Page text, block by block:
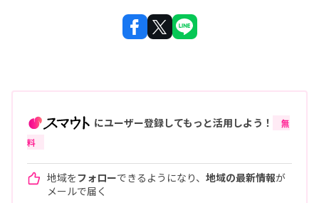
にユーザー登録してもっと活用しよう！
無
料
地域をフォローできるようになり、 地域の最新情報が
メールで届く